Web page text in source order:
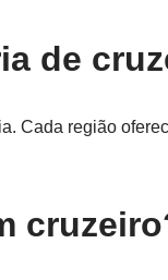
de
Cada região